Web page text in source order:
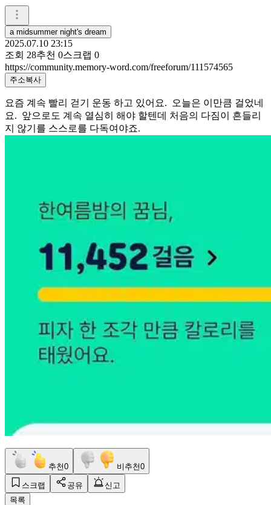
a midsummer night's dream
2025.07.10 23:15
조회 28추천 0스크랩 0
https://community.memory-word.com/freeforum/111574565
주소복사
요즘 계속 빨리 걷기 운동 하고 있어요. 오늘은 이만큼 걸었네
요. 앞으로도 계속 열심히 해야 할텐데 처음의 다짐이 흔들리
지 않기를 스스로를 다독여야죠.
추천0 비추천0
스크랩 공유
신고
목록